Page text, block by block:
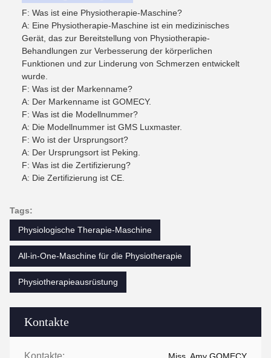
Kontakte
Kontakte:
F: Was ist eine Physiotherapie-Maschine?
A: Eine Physiotherapie-Maschine ist ein medizinisches
Gerät, das zur Bereitstellung von Physiotherapie-
Behandlungen zur Verbesserung der körperlichen
Funktionen und zur Linderung von Schmerzen entwickelt
wurde.
F: Was ist der Markenname?
A: Der Markenname ist GOMECY.
F: Was ist die Modellnummer?
A: Die Modellnummer ist GMS Luxmaster.
F: Wo ist der Ursprungsort?
A: Der Ursprungsort ist Peking.
F: Was ist die Zertifizierung?
A: Die Zertifizierung ist CE.
Tags:
Physiologische Therapie-Maschine
All-in-One-Maschine für die Physiotherapie
Physiotherapieausrüstung